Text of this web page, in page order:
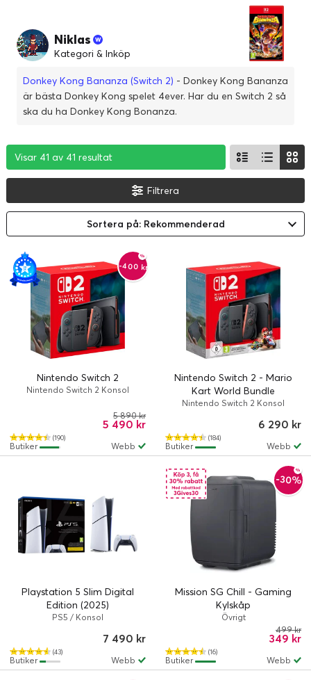
Niklas
Kategori & Inköp
Donkey Kong Bananza (Switch 2) - Donkey Kong Bananza
är bästa Donkey Kong spelet 4ever. Har du en Switch 2 så
ska du ha Donkey Kong Bonanza.
Visar 41 av 41 resultat
Visar 41 av 41 resultat
Visar 41 av 41 resultat
Filtrera
Sortera på: Rekommenderad
-400 kr
Nintendo Switch 2
Nintendo Switch 2 Konsol
(190)
5 490 kr
5 890 kr
Webb
Butiker
Nintendo Switch 2 - Mario
Kart World Bundle
Nintendo Switch 2 Konsol
(184)
6 290 kr
Webb
Butiker
Playstation 5 Slim Digital
Edition (2025)
PS5 / Konsol
(43)
7 490 kr
Webb
Butiker
-30%
Mission SG Chill - Gaming
Kylskåp
Övrigt
(16)
349 kr
499 kr
Webb
Butiker